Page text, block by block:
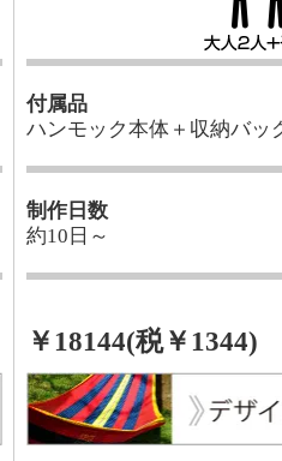
付属品
ハンモック本体＋収納バッ
制作日数
約10日～
￥18144(税￥1344)